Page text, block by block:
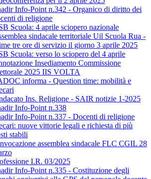
Info-Point n.342 - Organico di diritto dei
di religione
Scuola: 4 aprile sciopero nazionale
sindacale territoriale Uil Scuola Rua -
tre ore di servizio il giorno 3 aprile 2025
Scuola: verso lo sciopero del 4 aprile
Insediamento Commissione
2025 IIS VOLTA
informa - Question time: mobilità e
Ins. Religione - SAIR notizie 1-2025
Info-Point n.338
Info-Point n.337 - Docenti di religione
nuove vittorie legali e richiesta di più
stabili
assemblea sindacale FLC CGIL 28
I.R. 03/2025
Info-Point n.335 - Costituzione degli